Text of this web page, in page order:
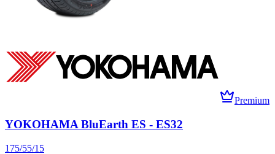
Premium
YOKOHAMA BluEarth ES - ES32
175/55/15